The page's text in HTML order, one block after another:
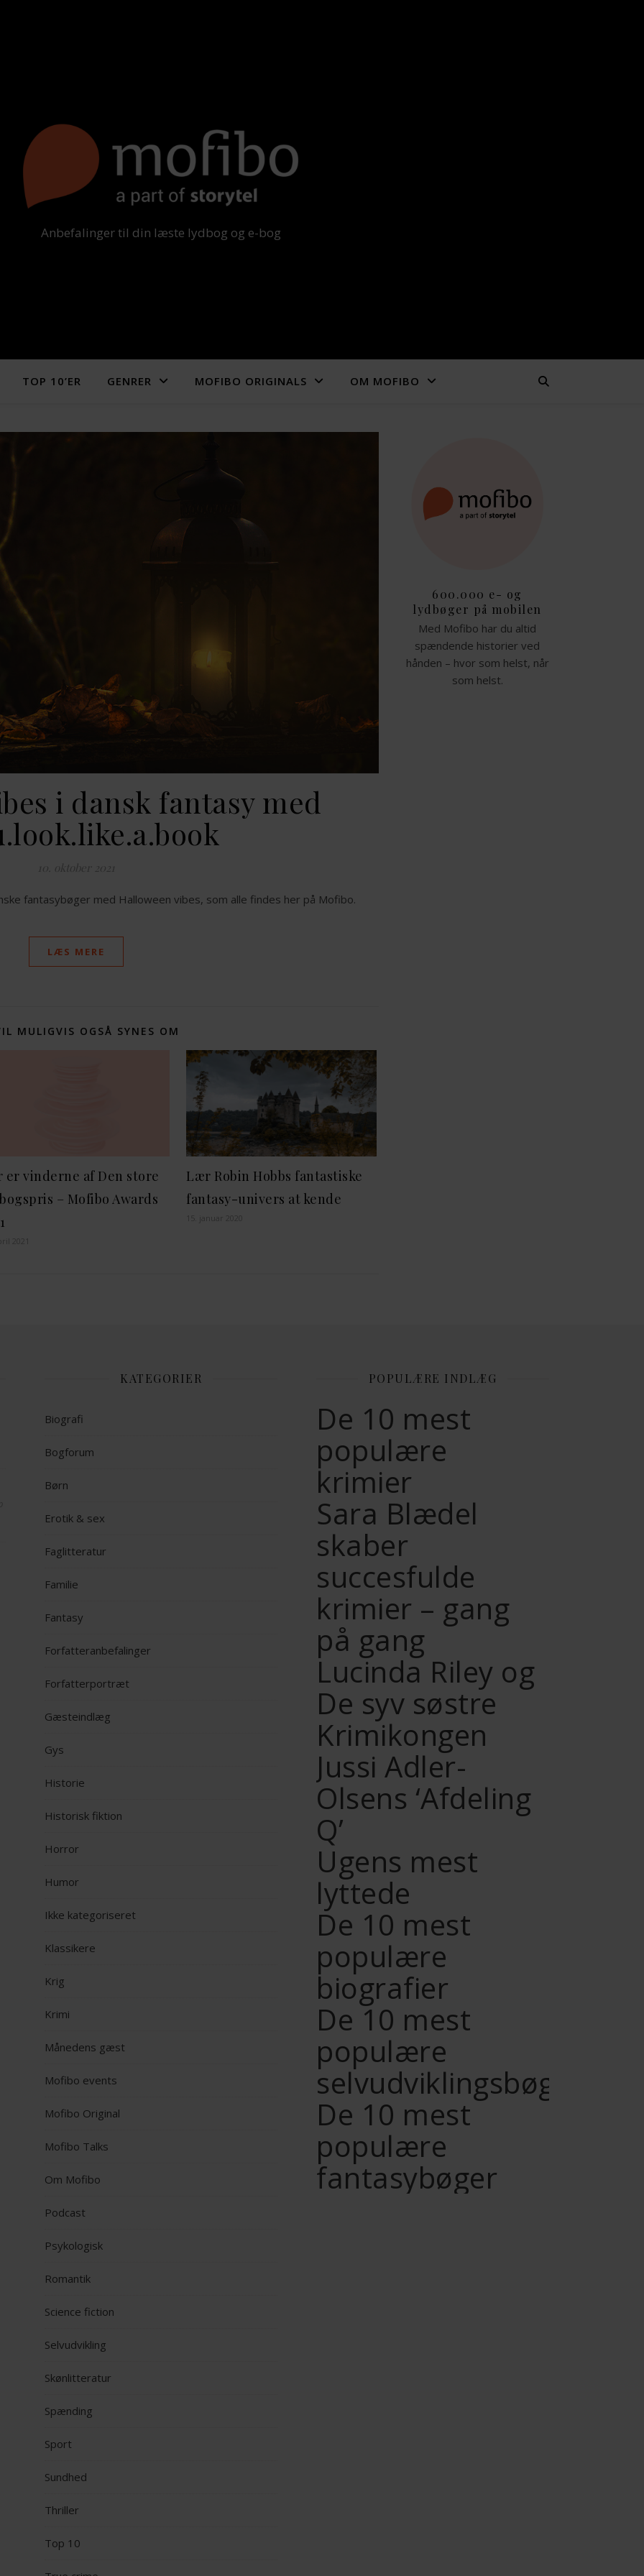
Anbefalinger til din læste lydbog og e-bog
TOP 10’ER GENRER MOFIBO ORIGINALS OM MOFIBO
i dansk fantasy med
10. oktober 2021
fantasybøger med Halloween vibes, som alle findes her på Mofibo.
LÆS MERE
MULIGVIS OGSÅ SYNES OM
er vinderne af Den store
– Mofibo Awards
2021
Lær Robin Hobbs fantastiske
fantasy-univers at kende
600.000 e- og
lydbøger på mobilen
Med Mofibo har du altid
spændende historier ved
hånden – hvor som helst, når
som helst.
KATEGORIER
Biografi
Bogforum
Børn
Erotik & sex
Faglitteratur
Familie
Fantasy
Forfatteranbefalinger
Forfatterportræt
Gæsteindlæg
Gys
Historie
Historisk fiktion
Horror
Humor
Ikke kategoriseret
Klassikere
Krig
Krimi
Månedens gæst
Mofibo events
Mofibo Original
Mofibo Talks
Om Mofibo
Podcast
Psykologisk
Romantik
Science fiction
Selvudvikling
Skønlitteratur
Spænding
Sport
Sundhed
Thriller
Top 10
POPULÆRE INDLÆG
De 10 mest
populære
krimier
Sara Blædel
skaber
succesfulde
krimier – gang
på gang
Lucinda Riley og
De syv søstre
Krimikongen
Jussi Adler-
Olsens ‘Afdeling
Q’
Ugens mest
lyttede
De 10 mest
populære
biografier
De 10 mest
populære
selvudviklingsbøger
De 10 mest
populære
fantasybøger